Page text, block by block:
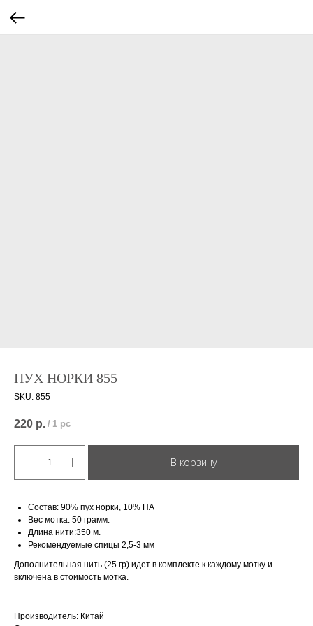
ПУХ НОРКИ 855
SKU: 855
220 р. / 1 pc
В корзину
Состав: 90% пух норки, 10% ПА
Вес мотка: 50 грамм.
Длина нити:350 м.
Рекомендуемые спицы 2,5-3 мм
Дополнительная нить (25 гр) идет в комплекте к каждому мотку и
включена в стоимость мотка.
Производитель: Китай